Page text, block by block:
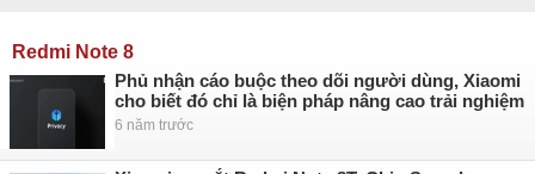
Redmi Note 8
Phủ nhận cáo buộc theo dõi người dùng, Xiaomi
cho biết đó chỉ là biện pháp nâng cao trải nghiệm
6 năm trước